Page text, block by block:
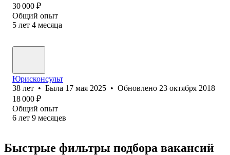
30 000 ₽
Общий опыт
5 лет 4 месяца
Юрисконсульт
38 лет • Была 17 мая 2025 • Обновлено 23 октября 2018
18 000 ₽
Общий опыт
6 лет 9 месяцев
Быстрые фильтры подбора вакансий